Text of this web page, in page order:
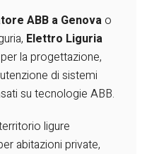
ABB a Genovao
Elettro Liguria
la progettazione,
di sistemi
su tecnologie ABB.
ligure
abitazioni private,